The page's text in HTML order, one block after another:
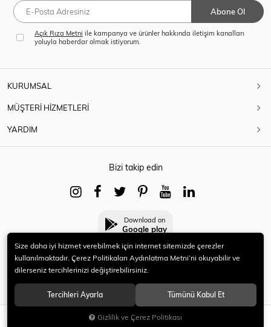
SEPETE EKLE
Abone Ol
Açık Rıza Metni ile kampanya ve ürünler hakkında iletişim kanalları
yoluyla haberdar olmak istiyorum.
KURUMSAL
MÜŞTERİ HİZMETLERİ
YARDIM
Bizi takip edin
Download on
Google play
© 2021 HERYENİ. Tüm hakları saklıdır.
Size daha iyi hizmet verebilmek için internet sitemizde çerezler
kullanılmaktadır. Çerez Politikaları Aydınlatma Metni’ni okuyabilir ve
dilerseniz tercihlerinizi değiştirebilirsiniz.
Tercihleri Ayarla Tümünü Kabul Et
Gizlilik ve Çerez Politikası